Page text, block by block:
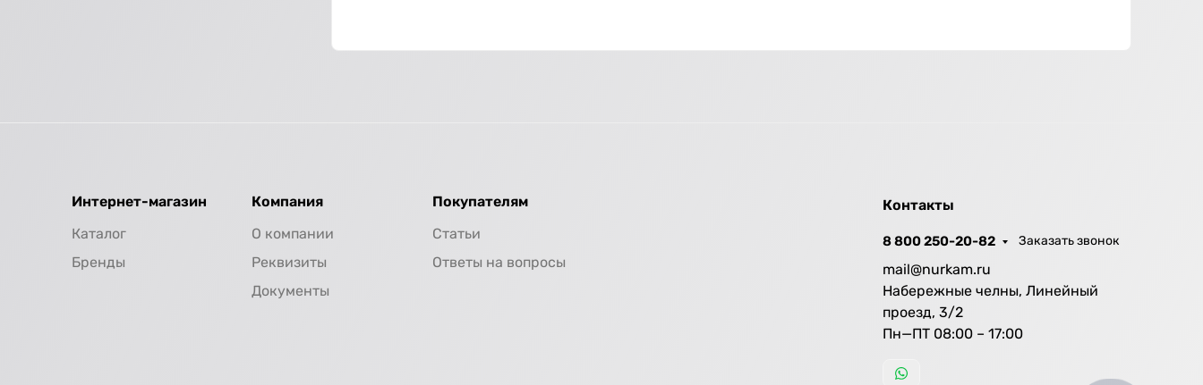
Интернет-магазин
Каталог
Бренды
Компания
О компании
Реквизиты
Документы
Покупателям
Статьи
Ответы на вопросы
Контакты
8 800 250-20-82 Заказать звонок
mail@nurkam.ru
Набережные челны, Линейный
проезд, 3/2
Пн—ПТ 08:00 – 17:00